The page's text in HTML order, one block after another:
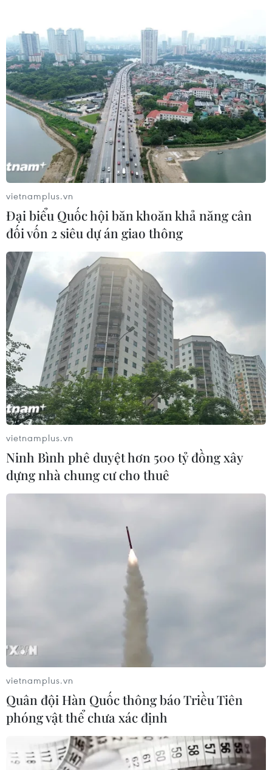
TIN LIÊN QUAN
Ấm lòng những suất cơm di động
miễn phí trong cơn bão COVID-19
08/04/2020 03:32
Tại thành phố Đà Nẵng, hàng trăm suất cơm di động
miễn phí mỗi ngày đang là cứu cánh của không ít
những người nghèo yếu thế và là hình ảnh ấm áp tình
người trong lúc chống dịch COVID-19.
Những suất ăn gắn kết tình người trong
mùa dịch COVID-19
09/04/2020 01:46
Phát cơm nhưng cũng chú ý phòng, chống dịch bệnh
COVID-19, người dân được hướng dẫn xếp hàng theo
khoảng cách, khử trùng bằng nước sát khuẩn khi nhận
cơm.
vietnamplus.vn
Đại biểu Quốc hội băn khoăn khả năng cân
đối vốn 2 siêu dự án giao thông
vietnamplus.vn
Ninh Bình phê duyệt hơn 500 tỷ đồng xây
dựng nhà chung cư cho thuê
vietnamplus.vn
Quân đội Hàn Quốc thông báo Triều Tiên
phóng vật thể chưa xác định